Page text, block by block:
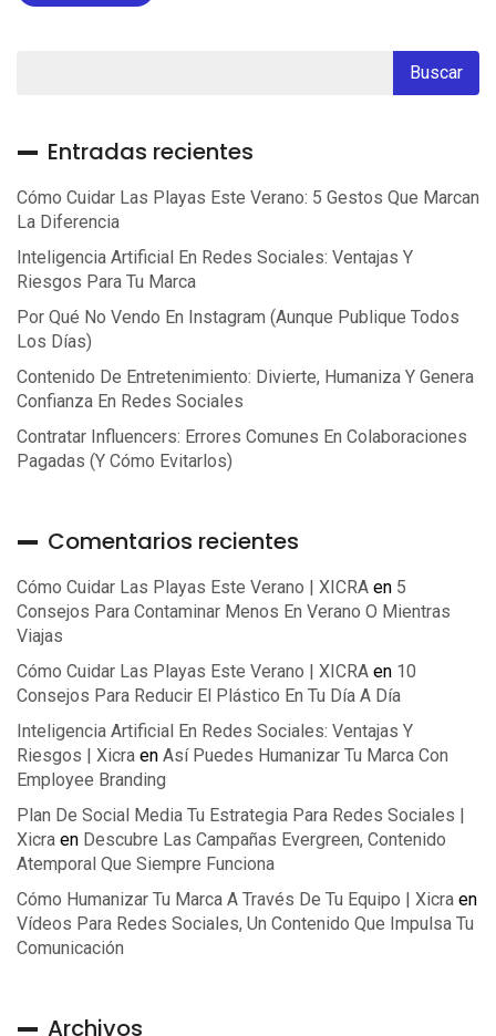
Entradas recientes
Cómo Cuidar Las Playas Este Verano: 5 Gestos Que Marcan
La Diferencia
Inteligencia Artificial En Redes Sociales: Ventajas Y
Riesgos Para Tu Marca
Por Qué No Vendo En Instagram (aunque Publique Todos
Los Días)
Contenido De Entretenimiento: Divierte, Humaniza Y Genera
Confianza En Redes Sociales
Contratar Influencers: Errores Comunes En Colaboraciones
Pagadas (y Cómo Evitarlos)
Comentarios recientes
Cómo Cuidar Las Playas Este Verano | XICRA en 5
Consejos Para Contaminar Menos En Verano O Mientras
Viajas
Cómo Cuidar Las Playas Este Verano | XICRA en 10
Consejos Para Reducir El Plástico En Tu Día A Día
Inteligencia Artificial En Redes Sociales: Ventajas Y
Riesgos | Xicra en Así Puedes Humanizar Tu Marca Con
Employee Branding
Plan De Social Media Tu Estrategia Para Redes Sociales |
Xicra en Descubre Las Campañas Evergreen, Contenido
Atemporal Que Siempre Funciona
Cómo Humanizar Tu Marca A Través De Tu Equipo | Xicra en
Vídeos Para Redes Sociales, Un Contenido Que Impulsa Tu
Comunicación
Archivos